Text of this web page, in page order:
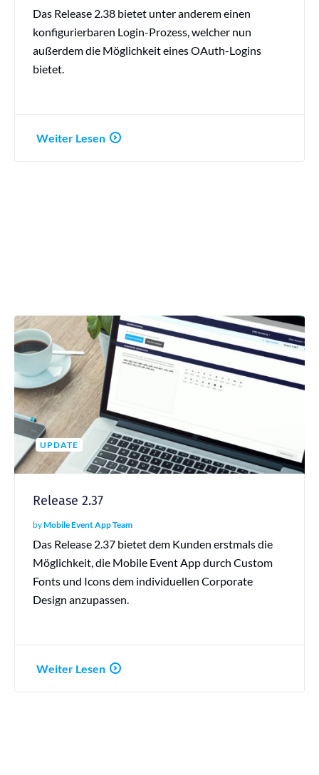
Das Release 2.38 bietet unter anderem einen
konfigurierbaren Login-Prozess, welcher nun
außerdem die Möglichkeit eines OAuth-Logins
bietet.
Weiter Lesen
UPDATE
Release 2.37
byMobile Event App Team
Das Release 2.37 bietet dem Kunden erstmals die
Möglichkeit, die Mobile Event App durch Custom
Fonts und Icons dem individuellen Corporate
Design anzupassen.
Weiter Lesen